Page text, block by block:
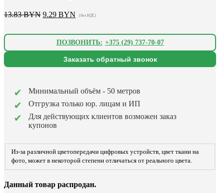
13.83BYN Первоначальная
13.83 BYN.
9.29 BYN Текущая
(без НДС)
ПОЗВОНИТЬ: +375 (29) 737-70-07
Заказать обратный звонок
Минимальный объём - 50 метров
Отгрузка только юр. лицам и ИП
Для действующих клиентов возможен заказ
купонов
Из-за различной цветопередачи цифровых устройств, цвет ткани на
фото, может в некоторой степени отличаться от реального цвета.
Данный товар распродан.